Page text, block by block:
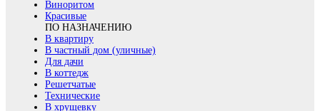
Виноритом
Красивые
ПО НАЗНАЧЕНИЮ
В квартиру
В частный дом (уличные)
Для дачи
В коттедж
Решетчатые
Технические
В хрущевку